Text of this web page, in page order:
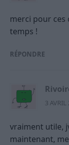
merci pour ces
temps !
RÉPONDRE
3
vraiment utile,
maintenant,